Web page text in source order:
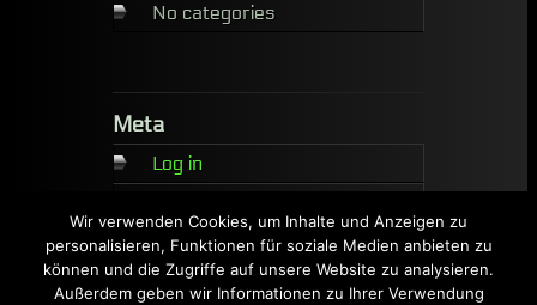
No categories
Meta
Log in
Comments feed
WordPress.org
Wir verwenden Cookies, um Inhalte und Anzeigen zu
personalisieren, Funktionen für soziale Medien anbieten zu
können und die Zugriffe auf unsere Website zu analysieren.
Außerdem geben wir Informationen zu Ihrer Verwendung